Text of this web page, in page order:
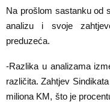
Na prošlom sastanku od
analizu i svoje
preduzeća.
-Razlika u analizama
različita. Zahtjev
miliona KM, što je